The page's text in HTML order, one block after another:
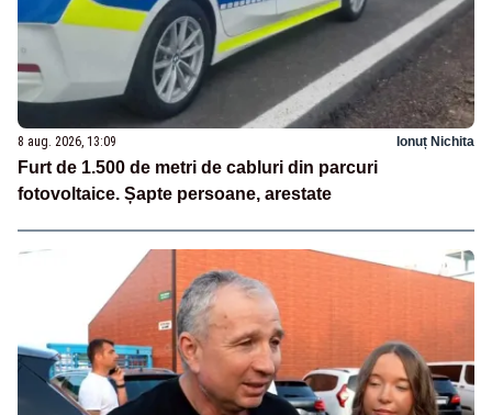
8 aug. 2026, 13:09 Ionuț Nichita
Furt de 1.500 de metri de cabluri din parcuri
fotovoltaice. Șapte persoane, arestate